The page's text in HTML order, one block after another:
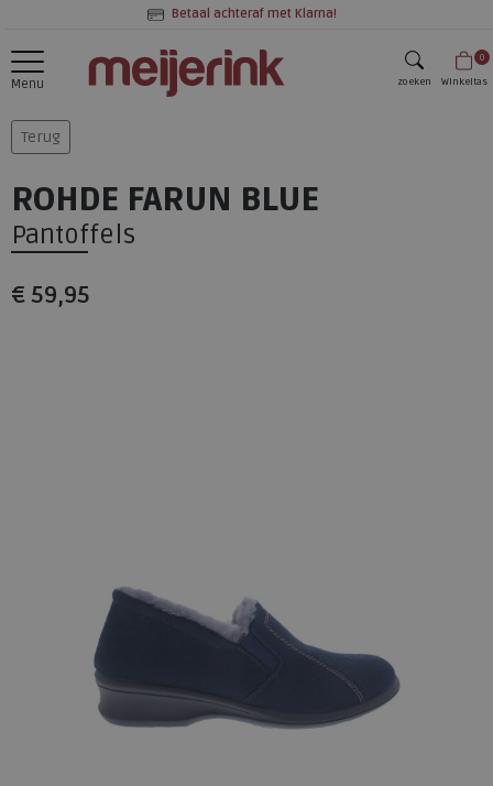
Betaal achteraf met Klarna!
Menu zoeken
0
Winkeltas
Terug
ROHDE FARUN BLUE
Pantoffels
€ 59,95